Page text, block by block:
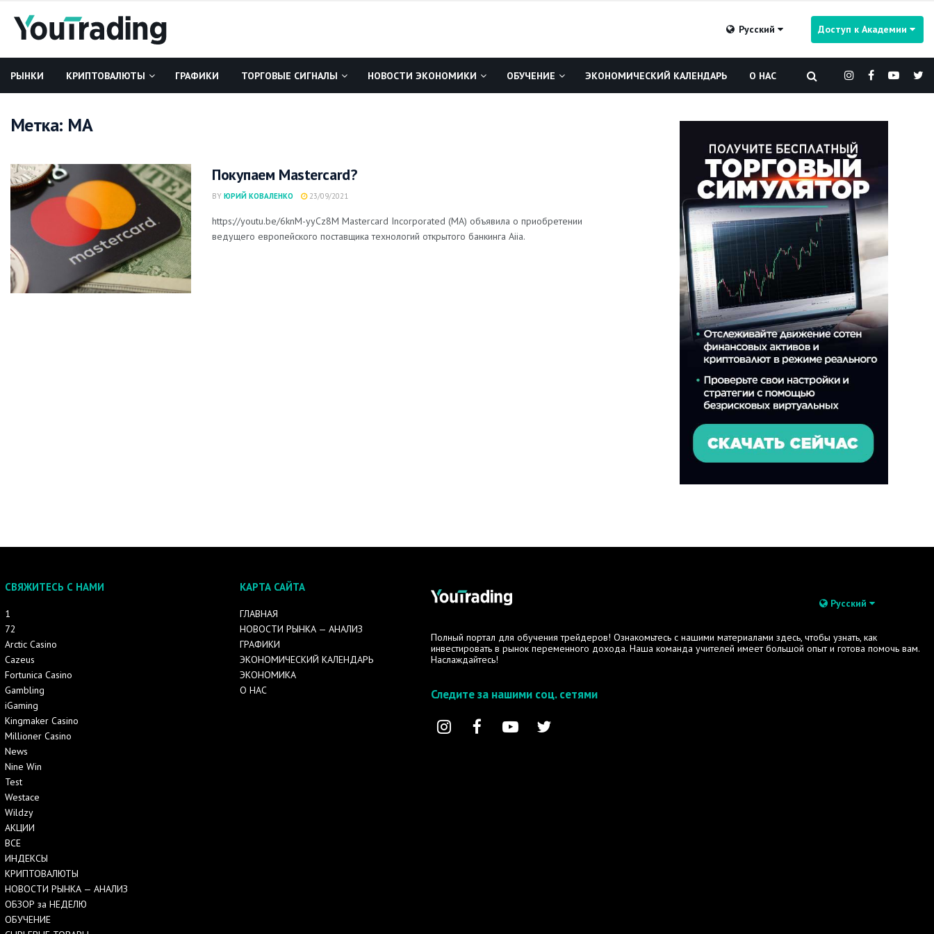
Русский Доступ к Академии
РЫНКИ КРИПТОВАЛЮТЫ ГРАФИКИ ТОРГОВЫЕ СИГНАЛЫ НОВОСТИ ЭКОНОМИКИ ОБУЧЕНИЕ ЭКОНОМИЧЕСКИЙ КАЛЕНДАРЬ О НАС
Метка: MA
Покупаем Mastercard?
BY ЮРИЙ КОВАЛЕНКО 23/09/2021
https://youtu.be/6knM-yyCz8M Mastercard Incorporated (MA) объявила о приобретении
ведущего европейского поставщика технологий открытого банкинга Aiia.
СВЯЖИТЕСЬ С НАМИ
1
72
Arctic Casino
Cazeus
Fortunica Casino
Gambling
iGaming
Kingmaker Casino
Millioner Casino
News
Nine Win
Test
Westace
Wildzy
АКЦИИ
ВСЕ
ИНДЕКСЫ
КРИПТОВАЛЮТЫ
НОВОСТИ РЫНКА — АНАЛИЗ
ОБЗОР за НЕДЕЛЮ
ОБУЧЕНИЕ
КАРТА САЙТА
ГЛАВНАЯ
НОВОСТИ РЫНКА — АНАЛИЗ
ГРАФИКИ
ЭКОНОМИЧЕСКИЙ КАЛЕНДАРЬ
ЭКОНОМИКА
О НАС
Русский
Полный портал для обучения трейдеров! Ознакомьтесь с нашими материалами здесь, чтобы узнать, как
инвестировать в рынок переменного дохода. Наша команда учителей имеет большой опыт и готова помочь вам.
Наслаждайтесь!
Следите за нашими соц. сетями